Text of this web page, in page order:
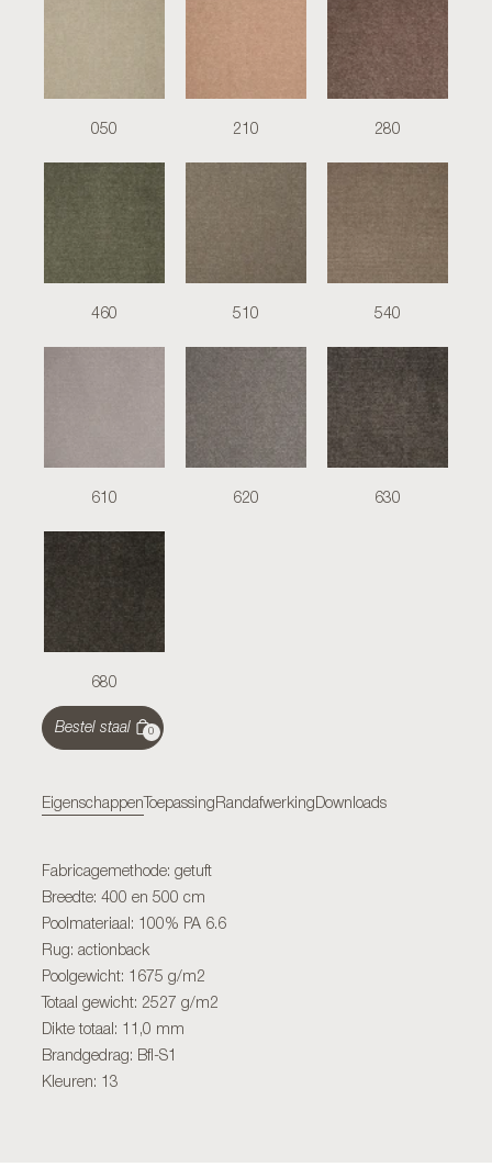
050 210 280
460 510 540
610 620 630
680
Bestel staal 0
Eigenschappen Toepassing Randafwerking Downloads
Fabricagemethode: getuft
Breedte: 400 en 500 cm
Poolmateriaal: 100% PA 6.6
Rug: actionback
Poolgewicht: 1675 g/m2
Totaal gewicht: 2527 g/m2
Dikte totaal: 11,0 mm
Brandgedrag: Bfl-S1
Kleuren: 13